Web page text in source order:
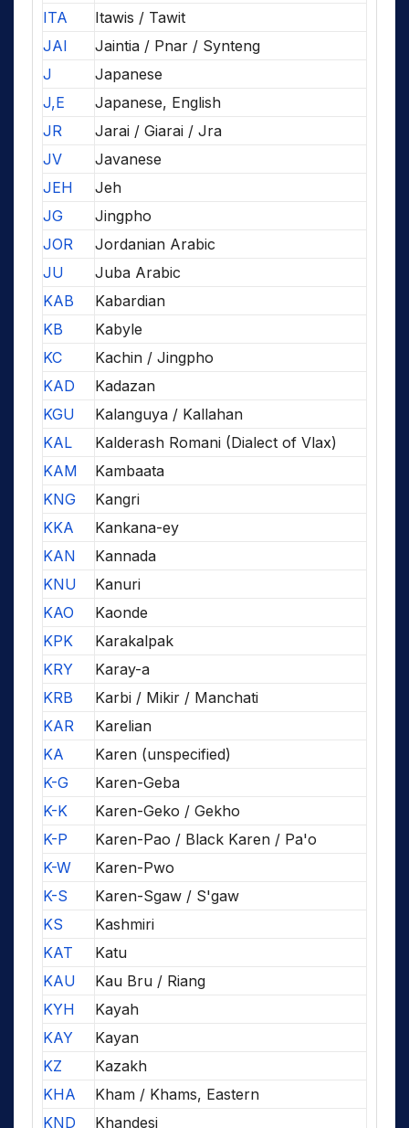
ITA
Itawis / Tawit
JAI
Jaintia / Pnar / Synteng
J
Japanese
J,E
Japanese, English
JR
Jarai / Giarai / Jra
JV
Javanese
JEH
Jeh
JG
Jingpho
JOR
Jordanian Arabic
JU
Juba Arabic
KAB
Kabardian
KB
Kabyle
KC
Kachin / Jingpho
KAD
Kadazan
KGU
Kalanguya / Kallahan
KAL
Kalderash Romani (Dialect of Vlax)
KAM
Kambaata
KNG
Kangri
KKA
Kankana-ey
KAN
Kannada
KNU
Kanuri
KAO
Kaonde
KPK
Karakalpak
KRY
Karay-a
KRB
Karbi / Mikir / Manchati
KAR
Karelian
KA
Karen (unspecified)
K-G
Karen-Geba
K-K
Karen-Geko / Gekho
K-P
Karen-Pao / Black Karen / Pa'o
K-W
Karen-Pwo
K-S
Karen-Sgaw / S'gaw
KS
Kashmiri
KAT
Katu
KAU
Kau Bru / Riang
KYH
Kayah
KAY
Kayan
KZ
Kazakh
KHA
Kham / Khams, Eastern
KND
Khandesi